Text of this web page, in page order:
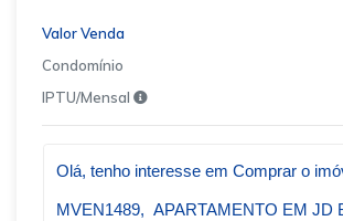
Valor Venda
Condomínio
IPTU/Mensal